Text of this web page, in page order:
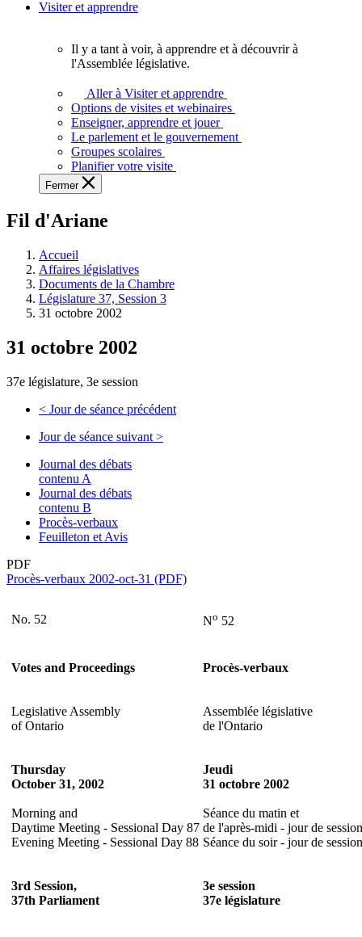
de
Visiter et apprendre
voir,
apprendre
et
à
à
législative.
Il y a tant à voir, à apprendre et à découvrir à
l'Assemblée législative.
Aller à Visiter et apprendre
Options de visites et webinaires
Enseigner, apprendre et jouer
Le parlement et le gouvernement
Groupes scolaires
Planifier votre visite
Fermer
Fil d'Ariane
Accueil
Affaires législatives
Documents de la Chambre
Législature 37, Session 3
31 octobre 2002
31 octobre 2002
37e législature, 3e session
< Jour de séance précédent
Jour de séance suivant >
Journal des débats
contenu A
Journal des débats
contenu B
Procès-verbaux
Feuilleton et Avis
PDF
Procès-verbaux 2002-oct-31 (PDF)
No. 52 No 52
Votes and Proceedings Procès-verbaux
Legislative Assembly
of Ontario
Assemblée législative
de l'Ontario
Thursday
October 31, 2002
Morning and
Daytime Meeting - Sessional Day 87
Evening Meeting - Sessional Day 88
Jeudi
31 octobre 2002
Séance du matin et
de l'après-midi - jour de
Séance du soir - jour de
3rd Session,
37th Parliament
3e session
37e législature